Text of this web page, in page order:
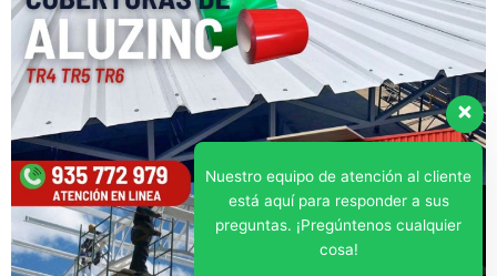
Nuestro equipo de atención al cliente
está aquí para responder a sus
preguntas. ¡Pregúntenos cualquier
cosa!